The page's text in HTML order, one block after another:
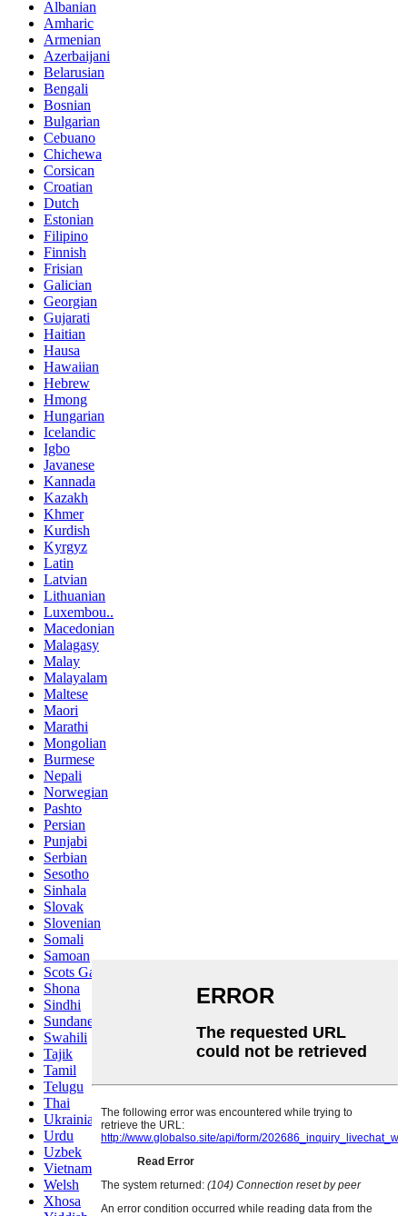
Albanian
Amharic
Armenian
Azerbaijani
Belarusian
Bengali
Bosnian
Bulgarian
Cebuano
Chichewa
Corsican
Croatian
Dutch
Estonian
Filipino
Finnish
Frisian
Galician
Georgian
Gujarati
Haitian
Hausa
Hawaiian
Hebrew
Hmong
Hungarian
Icelandic
Igbo
Javanese
Kannada
Kazakh
Khmer
Kurdish
Kyrgyz
Latin
Latvian
Lithuanian
Luxembou..
Macedonian
Malagasy
Malay
Malayalam
Maltese
Maori
Marathi
Mongolian
Burmese
Nepali
Norwegian
Pashto
Persian
Punjabi
Serbian
Sesotho
Sinhala
Slovak
Slovenian
Somali
Samoan
Scots Gaelic
Shona
Sindhi
Sundanese
Swahili
Tajik
Tamil
Telugu
Thai
Ukrainian
Urdu
Uzbek
Vietnamese
Welsh
Xhosa